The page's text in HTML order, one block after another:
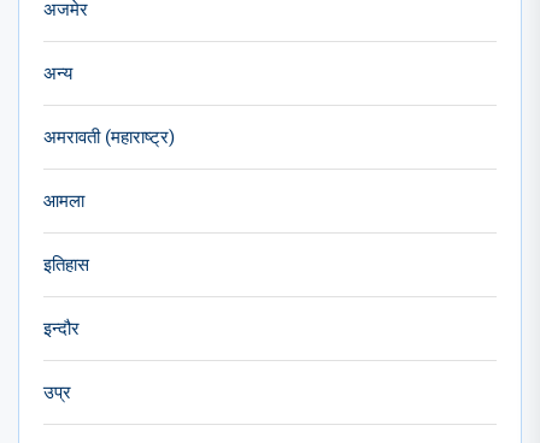
अजमेर
अन्य
अमरावती (महाराष्ट्र)
आमला
इतिहास
इन्दौर
उप्र